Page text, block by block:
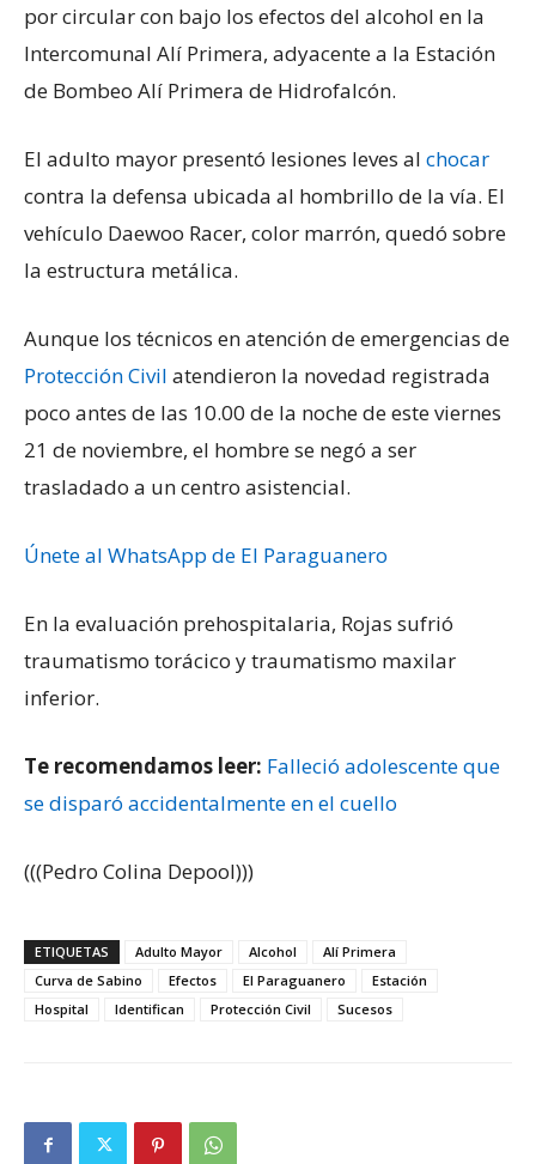
por circular con bajo los efectos del alcohol en la
Intercomunal Alí Primera, adyacente a la Estación
de Bombeo Alí Primera de Hidrofalcón.
El adulto mayor presentó lesiones leves al chocar
contra la defensa ubicada al hombrillo de la vía. El
vehículo Daewoo Racer, color marrón, quedó sobre
la estructura metálica.
Aunque los técnicos en atención de emergencias de
Protección Civil atendieron la novedad registrada
poco antes de las 10.00 de la noche de este viernes
21 de noviembre, el hombre se negó a ser
trasladado a un centro asistencial.
Únete al WhatsApp de El Paraguanero
En la evaluación prehospitalaria, Rojas sufrió
traumatismo torácico y traumatismo maxilar
inferior.
Te recomendamos leer: Falleció adolescente que
se disparó accidentalmente en el cuello
(((Pedro Colina Depool)))
ETIQUETAS Adulto Mayor Alcohol
Alí Primera
Curva de Sabino
Efectos El Paraguanero
Estación
Hospital
Identifican Protección Civil Sucesos